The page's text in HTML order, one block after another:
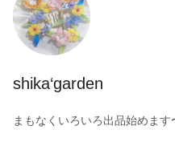
shika‘garden
まもなくいろいろ出品始めます